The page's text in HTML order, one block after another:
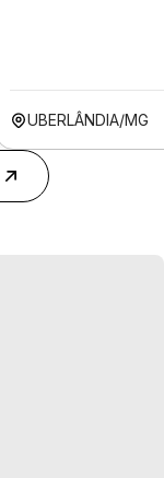
UBERLÂNDIA/MG